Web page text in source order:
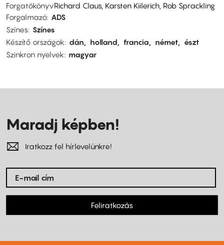
ForgatókönyvRichard Claus, Karsten Kiilerich, Rob Sprackling
Forgalmazó
ADS
Színes Színes
Készítő országok
dán holland francia német
észt
Szinkron nyelvek
magyar
Maradj képben!
Iratkozz fel hírlevelünkre!
Feliratkozás